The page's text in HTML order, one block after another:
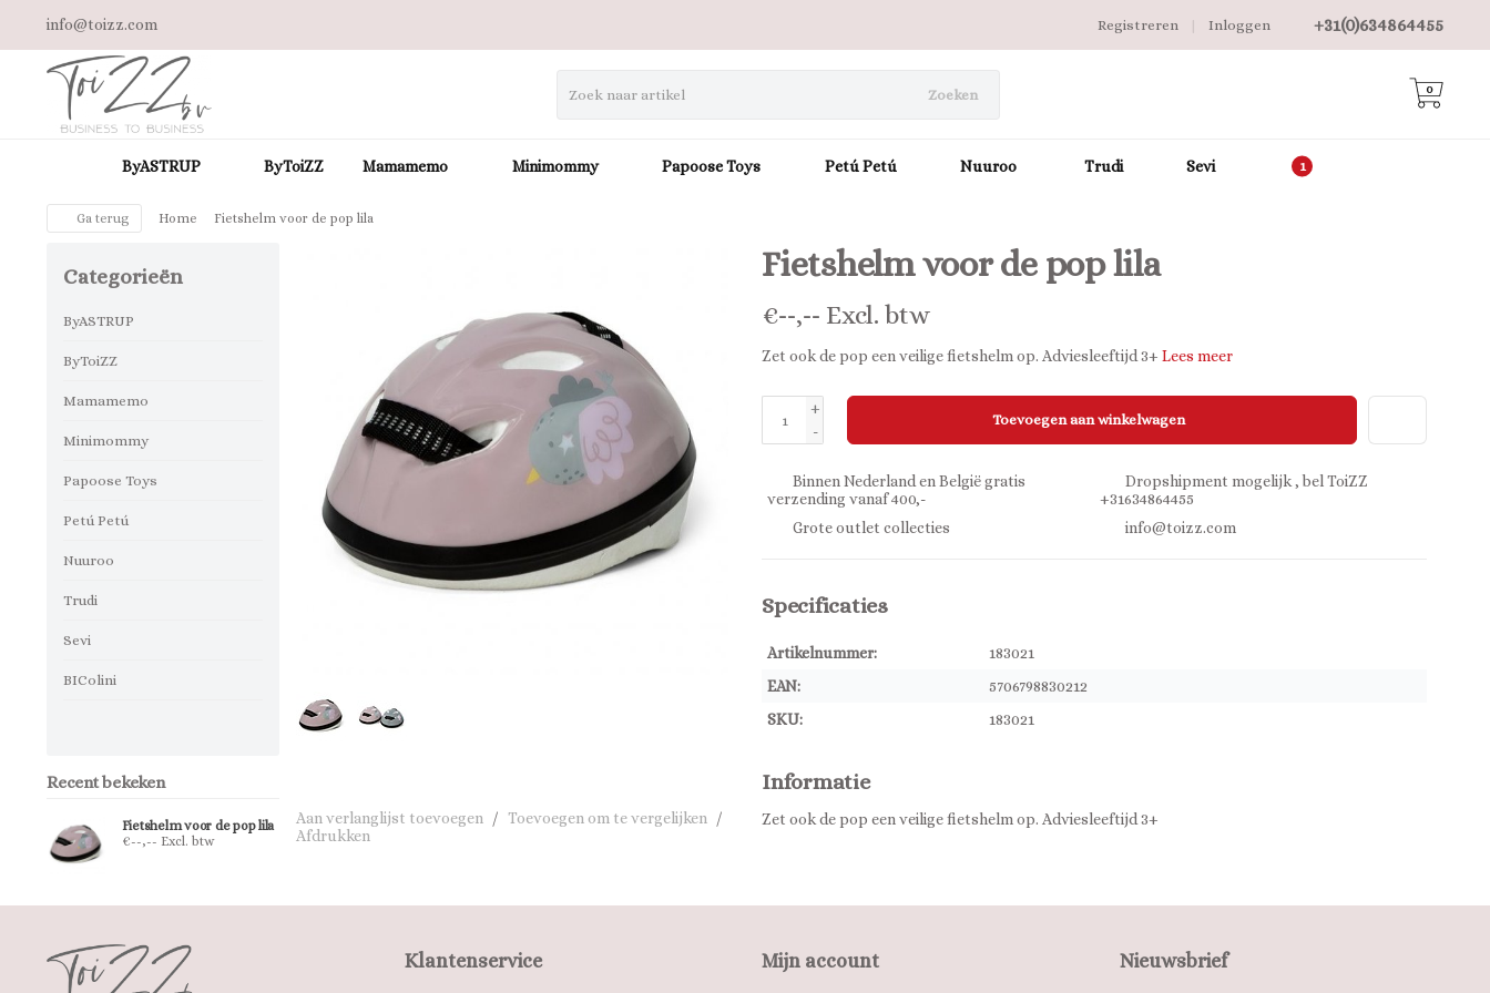
info@toizz.com +31(0)634864455
Inloggen
|
Registreren
Zoeken 0
ByASTRUP ByToiZZ Mamamemo Minimommy Papoose Toys Petú Petú Nuuroo Trudi Sevi
Ga terug Home Fietshelm voor de pop lila
Categorieën
ByASTRUP
ByToiZZ
Mamamemo
Minimommy
Papoose Toys
Petú Petú
Nuuroo
Trudi
Sevi
BIColini
Recent bekeken
Fietshelm voor de pop lila
€--,-- Excl. btw
Aan verlanglijst toevoegen / Toevoegen om te vergelijken
/
Afdrukken
Fietshelm voor de pop lila
€--,-- Excl. btw
Zet ook de pop een veilige fietshelm op. Adviesleeftijd 3+ Lees meer
+
-
Toevoegen aan winkelwagen
Binnen Nederland en België gratis
verzending vanaf 400,-
Dropshipment mogelijk , bel ToiZZ
+31634864455
Grote outlet collecties
info@toizz.com
Specificaties
Artikelnummer:
183021
EAN:
5706798830212
SKU:
183021
Informatie
Zet ook de pop een veilige fietshelm op. Adviesleeftijd 3+
Klantenservice Mijn account Nieuwsbrief